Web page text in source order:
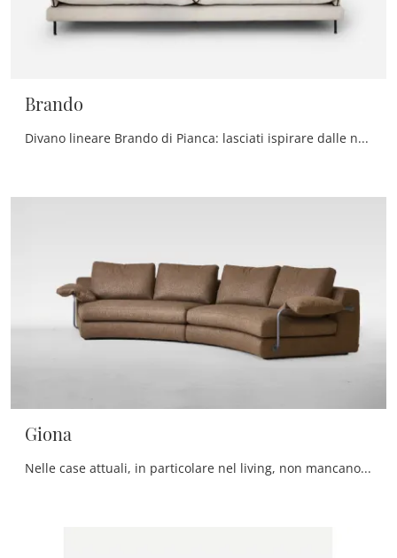
Brando
Divano lineare Brando di Pianca: lasciati ispirare dalle nostre proposte di divani e poltrone moderni che possano garantire comfort, praticità e ...
Giona
Nelle case attuali, in particolare nel living, non mancano mai salotti e divani, accoglienti pezzi d’arredo imprescindibili per assicurare il comfort ...